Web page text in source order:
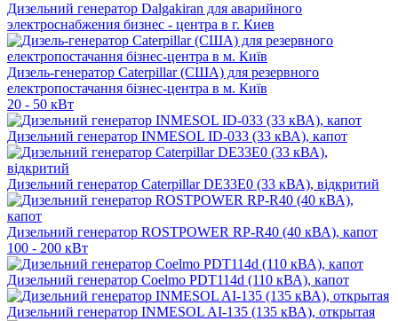
Дизельний генератор Dalgakiran для аварийного
электроснабжения бизнес - центра в г. Киев
Дизель-генератор Caterpillar (США) для резервного
електропостачання бізнес-центра в м. Київ
20 - 50 кВт
Дизельний генератор INMESOL ID-033 (33 кВА), капот
Дизельний генератор Caterpillar DE33E0 (33 кВА), відкритий
Дизельний генератор ROSTPOWER RP-R40 (40 кВА), капот
100 - 200 кВт
Дизельний генератор Coelmo PDT114d (110 кВА), капот
Дизельний генератор INMESOL AI-135 (135 кВА), открытая